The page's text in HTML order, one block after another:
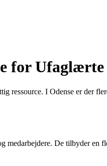
for Ufaglærte
I Odense er der
De tilbyder en